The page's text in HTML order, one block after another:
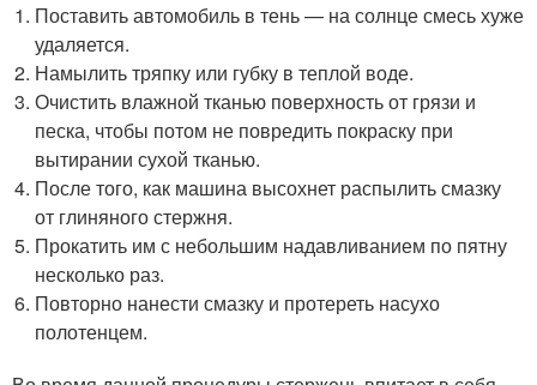
Поставить автомобиль в тень — на солнце смесь хуже
удаляется.
Намылить тряпку или губку в теплой воде.
Очистить влажной тканью поверхность от грязи и
песка, чтобы потом не повредить покраску при
вытирании сухой тканью.
После того, как машина высохнет распылить смазку
от глиняного стержня.
Прокатить им с небольшим надавливанием по пятну
несколько раз.
Повторно нанести смазку и протереть насухо
полотенцем.